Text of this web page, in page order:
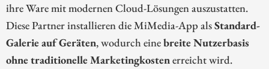
ihre Ware mit modernen Cloud-Lösungen auszustatten.
Diese Partner installieren die MiMedia-App alsStandard-
Galerie auf Geräten, wodurch einebreite Nutzerbasis
ohne traditionelle Marketingkostenerreicht wird.